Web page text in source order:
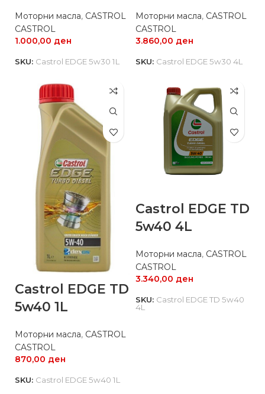
Моторни масла, CASTROL
CASTROL
1.000,00 ден
SKU: Castrol EDGE 5w30 1L
Моторни масла, CASTROL
CASTROL
3.860,00 ден
SKU: Castrol EDGE 5w30 4L
Castrol EDGE TD
5w40 1L
Моторни масла, CASTROL
CASTROL
870,00 ден
SKU: Castrol EDGE 5w40 1L
Castrol EDGE TD
5w40 4L
Моторни масла, CASTROL
CASTROL
3.340,00 ден
SKU: Castrol EDGE TD 5w40
4L